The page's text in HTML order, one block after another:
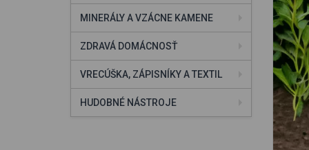
MINERÁLY A VZÁCNE KAMENE
ZDRAVÁ DOMÁCNOSŤ
VRECÚŠKA, ZÁPISNÍKY A TEXTIL
HUDOBNÉ NÁSTROJE